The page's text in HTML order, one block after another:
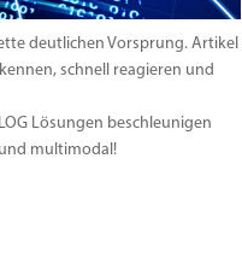
deutlichen Vorsprung. Artikel
schnell reagieren und
Lösungen beschleunigen
und multimodal!